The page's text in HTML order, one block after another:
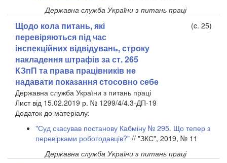
Державна служба України з питань праці
Щодо кола питань, які
перевіряються під час
інспекційних відвідувань, строку
накладення штрафів за ст. 265
КЗпП та права працівників не
надавати показання стосовно себе
(c. 25)
Державна служба України з питань праці
Лист від 15.02.2019 р. № 1299/4/4.3-ДП-19
Додаток до матеріалу:
"Суд скасував постанову Кабміну № 295. Що тепер з
перевірками роботодавців?" // "ЗКС", 2019, № 11
Державна служба України з питань праці